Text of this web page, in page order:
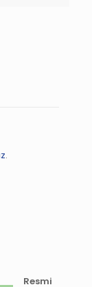
.
Resmi